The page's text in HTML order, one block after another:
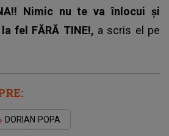
Nimic nu te va înlocui și
fel FĂRĂ TINE!, a scris el pe
DORIAN POPA